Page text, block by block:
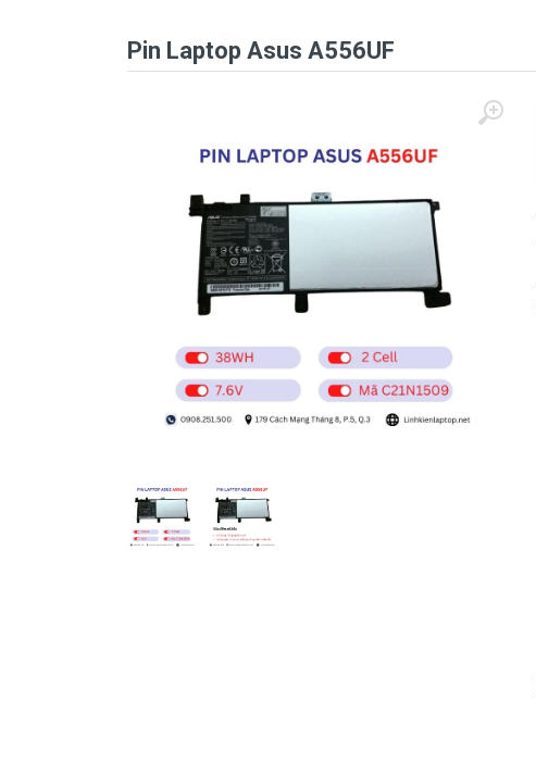
Bàn Phím Laptop
Ổ cứng SSD laptop
Ram Máy Tính
Dịch vụ thay pin Surface chính
hãng, uy tín tại tphcm
Thay sạc Surface Pro
Quạt Laptop
Pin Laptop Asus A556UF